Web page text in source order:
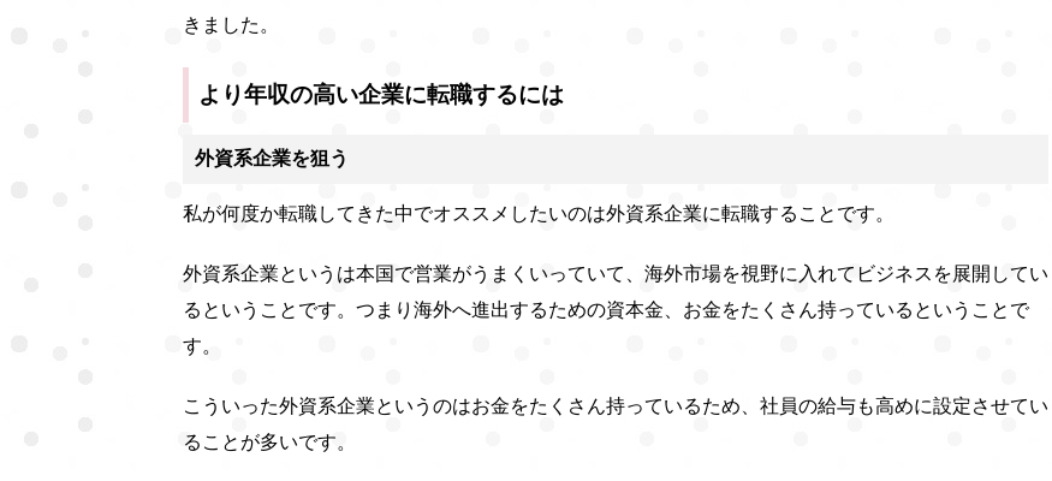
きました。
より年収の高い企業に転職するには
外資系企業を狙う
私が何度か転職してきた中でオススメしたいのは外資系企業に転職することです。
外資系企業というは本国で営業がうまくいっていて、海外市場を視野に入れてビジネスを展開してい
るということです。つまり海外へ進出するための資本金、お金をたくさん持っているということで
す。
こういった外資系企業というのはお金をたくさん持っているため、社員の給与も高めに設定させてい
ることが多いです。